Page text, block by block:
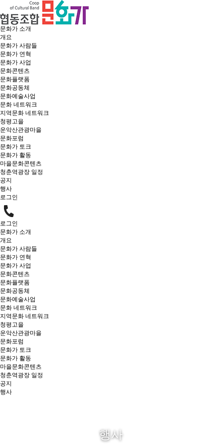
문화가 소개
개요
문화가 사람들
문화가 연혁
문화가 사업
문화콘텐츠
문화플랫폼
문화공동체
문화예술사업
문화 네트워크
지역문화 네트워크
청평고을
운악산관광마을
문화포럼
문화가 토크
문화가 활동
마을문화콘텐츠
청춘역광장 일정
공지
행사
로그인
로그인
문화가 소개
개요
문화가 사람들
문화가 연혁
문화가 사업
문화콘텐츠
문화플랫폼
문화공동체
문화예술사업
문화 네트워크
지역문화 네트워크
청평고을
운악산관광마을
문화포럼
문화가 토크
문화가 활동
마을문화콘텐츠
청춘역광장 일정
공지
행사
행사